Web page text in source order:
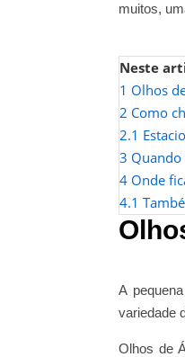
muitos,
Neste
1 Olhos
2 Como
2.1
3 Quando
4 Onde
4.1
A
variedade
Olhos de